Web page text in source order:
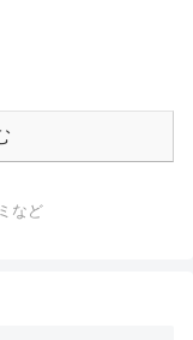
など